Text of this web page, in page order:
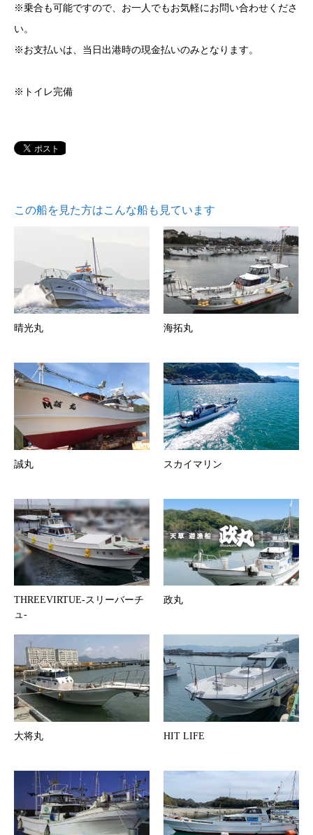
※乗合も可能ですので、お一人でもお気軽にお問い合わせくださ
い。
※お支払いは、当日出港時の現金払いのみとなります。
※トイレ完備
この船を見た方はこんな船も見ています
晴光丸 海拓丸
誠丸 スカイマリン
THREEVIRTUE-スリーバーチ
ュ-
政丸
大将丸 HIT LIFE